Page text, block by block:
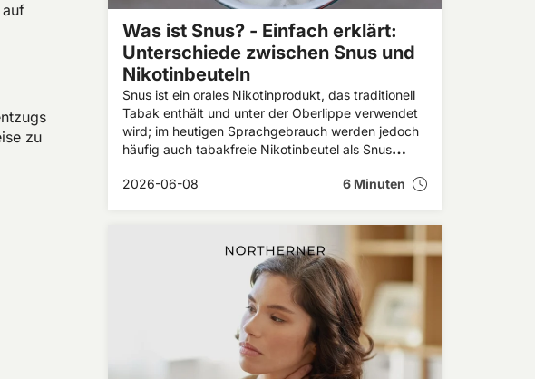
zu
Was ist Snus? - Einfach erklärt:
Unterschiede zwischen Snus und
Nikotinbeuteln
Snus ist ein orales Nikotinprodukt, das traditionell
Tabak enthält und unter der Oberlippe verwendet
wird; im heutigen Sprachgebrauch werden jedoch
häufig auch tabakfreie Nikotinbeutel als Snus
ursprünglich aus Schweden und wird seit vielen
Nikotinprodukten verwendet. Wer sich fragt: „Snus
– was ist das?“, findet in diesem Artikel eine
einfache Erklärung zu Herkunft, Inhaltsstoffen,
Wirkung, Anwendung und den wichtigsten
Unterschieden zwischen klassischem Snus und
modernen Nikotinbeuteln.
2026-06-08 6 Minuten